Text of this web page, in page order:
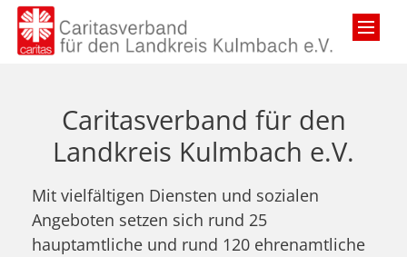
Zum Inhalt springen
Caritasverband für den
Landkreis Kulmbach e.V.
Mit vielfältigen Diensten und sozialen
Angeboten setzen sich rund 25
hauptamtliche und rund 120 ehrenamtliche